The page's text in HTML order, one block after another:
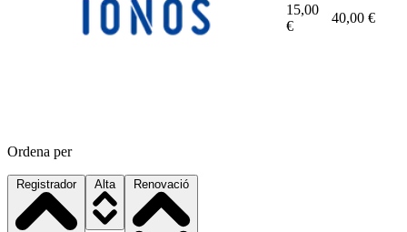
15,00
€
40,00 €
Ordena per
Registrador Alta Renovació